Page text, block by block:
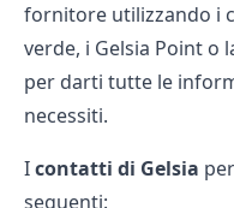
fornitore utilizzando i
verde, i Gelsia Point o
per darti tutte le
necessiti.
Icontatti di Gelsia
seguenti: